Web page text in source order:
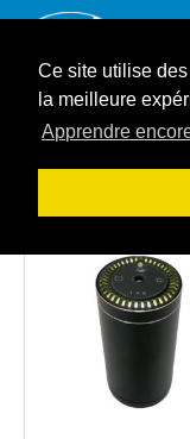
Ce site utilise
la meilleure
Apprendre
Allez
Trier par
Afficher